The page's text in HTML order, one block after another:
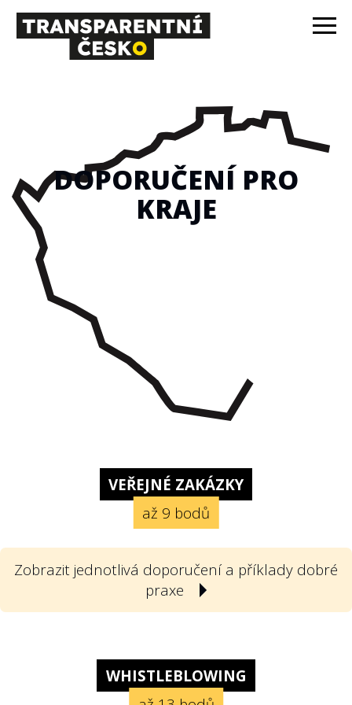
DOPORUČENÍ PRO
KRAJE
VEŘEJNÉ ZAKÁZKY
až 9 bodů
Zobrazit jednotlivá doporučení a příklady dobré
praxe
dostatek firem?WHISTLEBLOWING